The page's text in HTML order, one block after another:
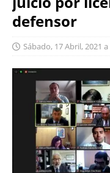
defensor
Sábado, 17 Abril, 2021 a